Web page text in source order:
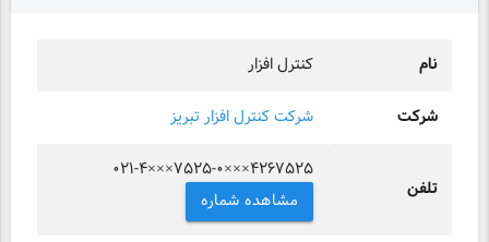
نام کنترل افزار
شرکت شرکت کنترل افزار تبریز
تلفن
۰۲۱-۴×××۷۵۲۵-۰×××۴۲۶۷۵۲۵
مشاهده شماره